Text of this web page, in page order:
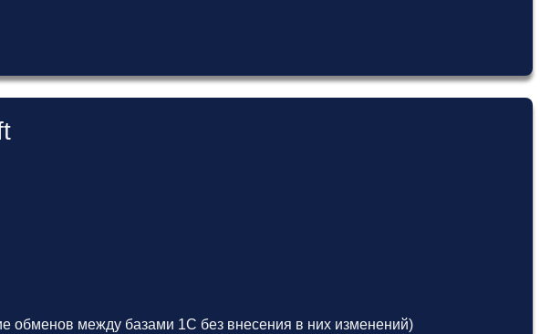
обменов между базами 1С без внесения в них изменений)